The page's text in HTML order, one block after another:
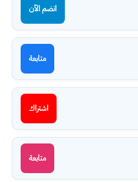
انضم الآن
متابعة
اشتراك
متابعة